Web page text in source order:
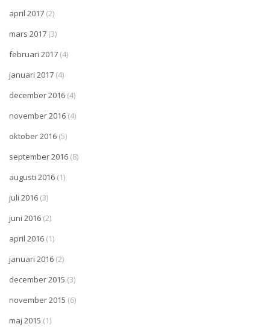
april 2017 (2)
mars 2017 (3)
februari 2017 (4)
januari 2017 (4)
december 2016 (4)
november 2016 (4)
oktober 2016 (5)
september 2016 (8)
augusti 2016 (1)
juli 2016 (3)
juni 2016 (2)
april 2016 (1)
januari 2016 (2)
december 2015 (3)
november 2015 (6)
maj 2015 (1)